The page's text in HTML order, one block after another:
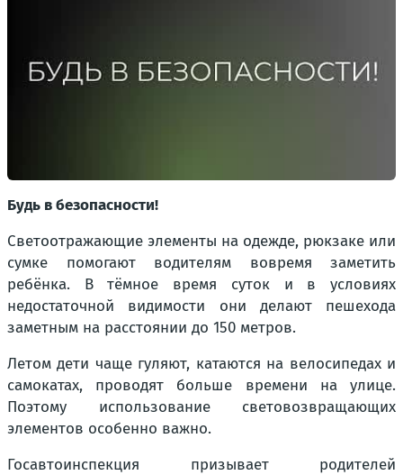
Будь в безопасности!
Светоотражающие элементы на одежде, рюкзаке или
сумке помогают водителям вовремя заметить
ребёнка. В тёмное время суток и в условиях
недостаточной видимости они делают пешехода
заметным на расстоянии до 150 метров.
Летом дети чаще гуляют, катаются на велосипедах и
самокатах, проводят больше времени на улице.
Поэтому использование световозвращающих
элементов особенно важно.
Госавтоинспекция призывает родителей